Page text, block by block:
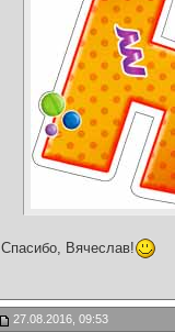
Спасибо, Вячеслав!
27.08.2016, 09:53